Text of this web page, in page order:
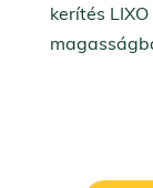
kerítés